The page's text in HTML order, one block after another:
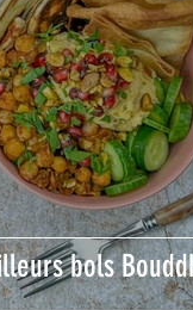
bols